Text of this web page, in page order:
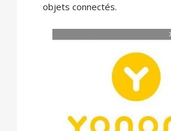
objets connectés.